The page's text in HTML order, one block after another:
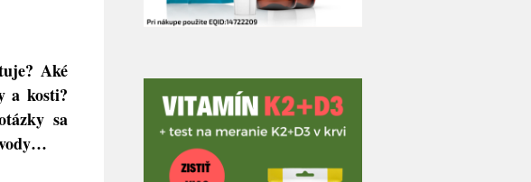
Aké
a kosti?
sa